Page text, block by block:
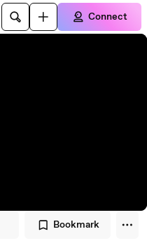
Connect
Bookmark